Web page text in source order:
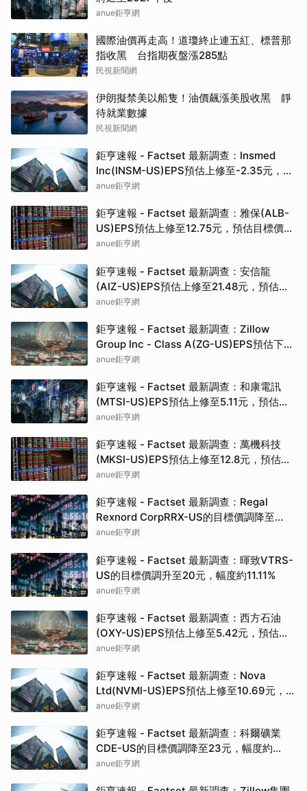
anue鉅亨網
國際油價再走高！道瓊終止連五紅、標普那
指收黑 台指期夜盤漲285點
民視新聞網
伊朗擬禁美以船隻！油價飆漲美股收黑 靜
待就業數據
民視新聞網
鉅亨速報 - Factset 最新調查：Insmed
Inc(INSM-US)EPS預估上修至-2.35元，預
估目標價為197.50元
anue鉅亨網
鉅亨速報 - Factset 最新調查：雅保(ALB-
US)EPS預估上修至12.75元，預估目標價為
184.50元
anue鉅亨網
鉅亨速報 - Factset 最新調查：安信龍
(AIZ-US)EPS預估上修至21.48元，預估目
標價為312.50元
anue鉅亨網
鉅亨速報 - Factset 最新調查：Zillow
Group Inc - Class A(ZG-US)EPS預估下修
至2.25元，預估目標價為50.00元
anue鉅亨網
鉅亨速報 - Factset 最新調查：和康電訊
(MTSI-US)EPS預估上修至5.11元，預估目
標價為400.00元
anue鉅亨網
鉅亨速報 - Factset 最新調查：萬機科技
(MKSI-US)EPS預估上修至12.8元，預估目
標價為420.00元
anue鉅亨網
鉅亨速報 - Factset 最新調查：Regal
Rexnord CorpRRX-US的目標價調降至
242.5元，幅度約3.96%
anue鉅亨網
鉅亨速報 - Factset 最新調查：暉致VTRS-
US的目標價調升至20元，幅度約11.11%
anue鉅亨網
鉅亨速報 - Factset 最新調查：西方石油
(OXY-US)EPS預估上修至5.42元，預估目
標價為67.00元
anue鉅亨網
鉅亨速報 - Factset 最新調查：Nova
Ltd(NVMI-US)EPS預估上修至10.69元，預
估目標價為547.50元
anue鉅亨網
鉅亨速報 - Factset 最新調查：科爾礦業
CDE-US的目標價調降至23元，幅度約
4.17%
anue鉅亨網